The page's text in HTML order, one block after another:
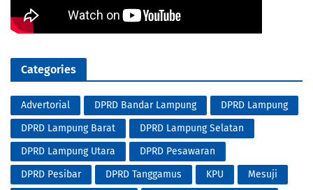
Categories
Advertorial DPRD Bandar Lampung
DPRD Lampung
DPRD Lampung Barat
DPRD Lampung Selatan
DPRD Lampung Utara
DPRD Pesawaran
DPRD Pesibar
DPRD Tanggamus KPU
Mesuji